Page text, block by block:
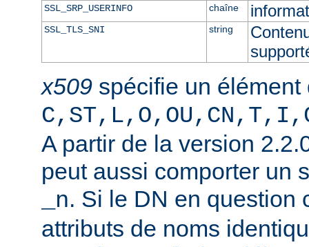
SSL_SRP_USERINFO chaîne
SSL_TLS_SNI string
x509 spécifie un
A partir de la version
peut aussi comporter un
_n. Si le DN en question
attributs de noms